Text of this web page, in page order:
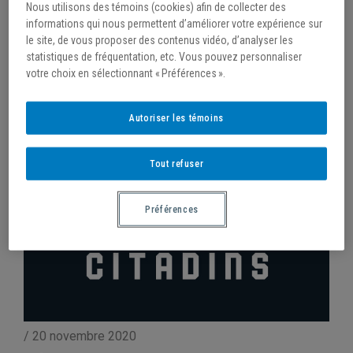
LA FACULTÉ DE SCIENCE POLITIQUE ET DE
DROIT DE L’UQAM SALUE LES
PERFORMANCES DES ÉTUDIANTS-
ATHLÈTES
/ 20 novembre 2020
Nous utilisons des témoins (cookies) afin de collecter des
informations qui nous permettent d’améliorer votre expérience sur
le site, de vous proposer des contenus vidéo, d’analyser les
statistiques de fréquentation, etc. Vous pouvez personnaliser
votre choix en sélectionnant « Préférences ».
Tout refuser
Autoriser les témoins
Préférences